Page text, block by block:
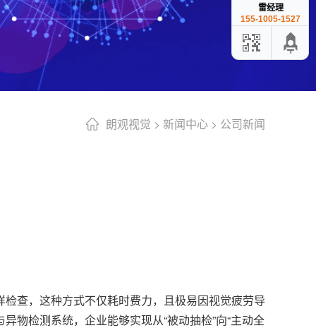
朗观视觉 > 新闻中心 > 公司新闻
查，这种方式不仅耗时费力，且极易因视觉疲劳导
物检测系统，企业能够实现从“被动抽检”向“主动全
雷经理
155-1005-1527